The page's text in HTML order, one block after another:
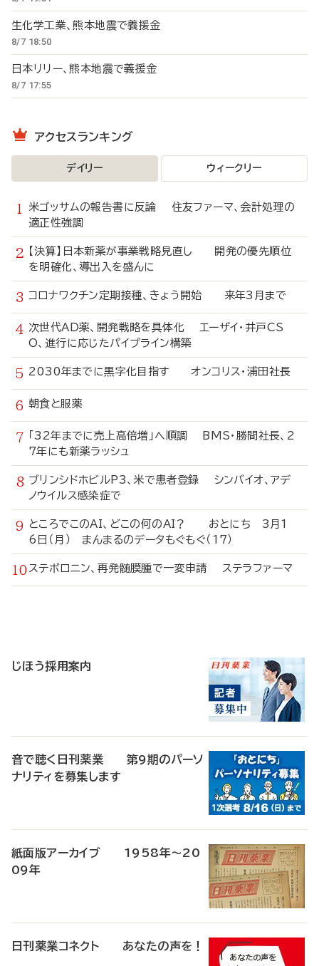
生化学工業、熊本地震で義援金
8/7 18:50
日本リリー、熊本地震で義援金
8/7 17:55
アクセスランキング
デイリー ウィークリー
米ゴッサムの報告書に反論 住友ファーマ、会計処理の
適正性強調
【決算】日本新薬が事業戦略見直し 開発の優先順位
を明確化、導出入を盛んに
コロナワクチン定期接種、きょう開始 来年3月まで
次世代AD薬、開発戦略を具体化 エーザイ・井戸CS
O、進行に応じたパイプライン構築
2030年までに黒字化目指す オンコリス・浦田社長
朝食と服薬
「32年までに売上高倍増」へ順調 BMS・勝間社長、2
7年にも新薬ラッシュ
ブリンシドホビルP3、米で患者登録 シンバイオ、アデ
ノウイルス感染症で
ところでこのAI、どこの何のAI？ おとにち 3月1
6日（月） まんまるのデータもぐもぐ（17）
ステボロニン、再発髄膜腫で一変申請 ステラファーマ
じほう採用案内
音で聴く日刊薬業 第9期のパーソ
ナリティを募集します
紙面版アーカイブ 1958年～20
09年
日刊薬業コネクト あなたの声を！